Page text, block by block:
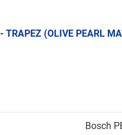
(OLIVE PEARL
Bosch